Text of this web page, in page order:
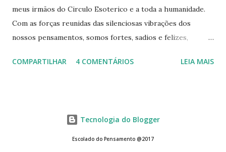
meus irmãos do Circulo Esoterico e a toda a humanidade.
Com as forças reunidas das silenciosas vibrações dos
nossos pensamentos, somos fortes, sadios e felizes,
satisfeitos e em paz com o universo inteiro, e desejanos
seus filhos. assim seja
COMPARTILHAR 4 COMENTÁRIOS LEIA MAIS
Tecnologia do Blogger
Escolado do Pensamento @2017